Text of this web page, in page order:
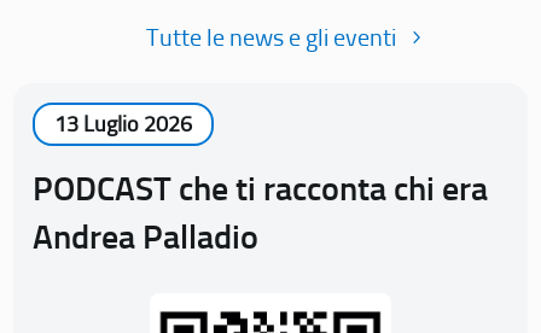
Tutte le news e gli eventi
13 Luglio 2026
PODCAST che ti racconta chi era
Andrea Palladio